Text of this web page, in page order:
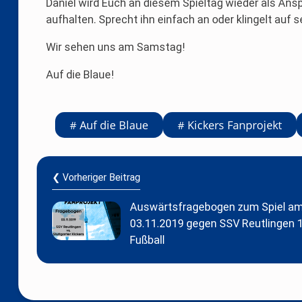
Daniel wird Euch an diesem Spieltag wieder als
aufhalten. Sprecht ihn einfach an oder klingelt auf
Wir sehen uns am Samstag!
Auf die Blaue!
Auf die Blaue Kickers Fanprojekt
❮ Vorheriger Beitrag
Auswärtsfragebogen zum Spiel
03.11.2019 gegen SSV Reutlingen
Fußball